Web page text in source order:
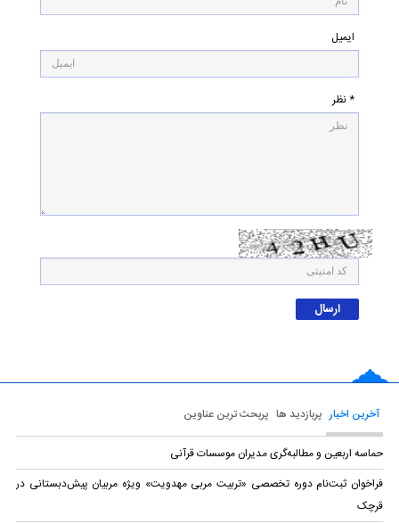
ایمیل
* نظر
آخرین اخبار پربازدید ها پربحث ترین عناوین
حماسه اربعین و مطالبه‌گری مدیران موسسات قرآنی
فراخوان ثبت‌نام دوره تخصصی «تربیت مربی مهدویت» ویژه مربیان پیش‌دبستانی در
قرچک